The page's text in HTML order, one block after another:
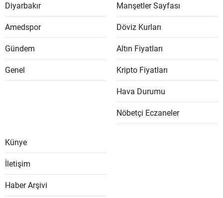
Diyarbakır
Amedspor
Gündem
Genel
Manşetler Sayfası
Döviz Kurları
Altın Fiyatları
Kripto Fiyatları
Hava Durumu
Nöbetçi Eczaneler
Künye
İletişim
Haber Arşivi